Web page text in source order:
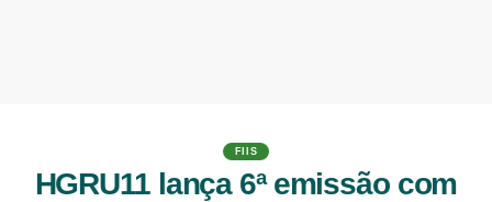
FIIS
HGRU11 lança 6ª emissão com